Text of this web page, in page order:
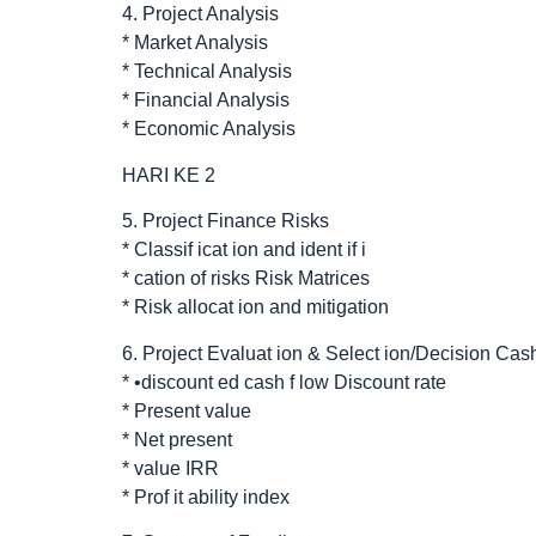
4. Project Analysis
* Market Analysis
* Technical Analysis
* Financial Analysis
* Economic Analysis
HARI KE 2
5. Project Finance Risks
* Classif icat ion and ident if i
* cation of risks Risk Matrices
* Risk allocat ion and mitigation
6. Project Evaluat ion & Select ion/Decision
* •discount ed cash f low Discount rate
* Present value
* Net present
* value IRR
* Prof it ability index